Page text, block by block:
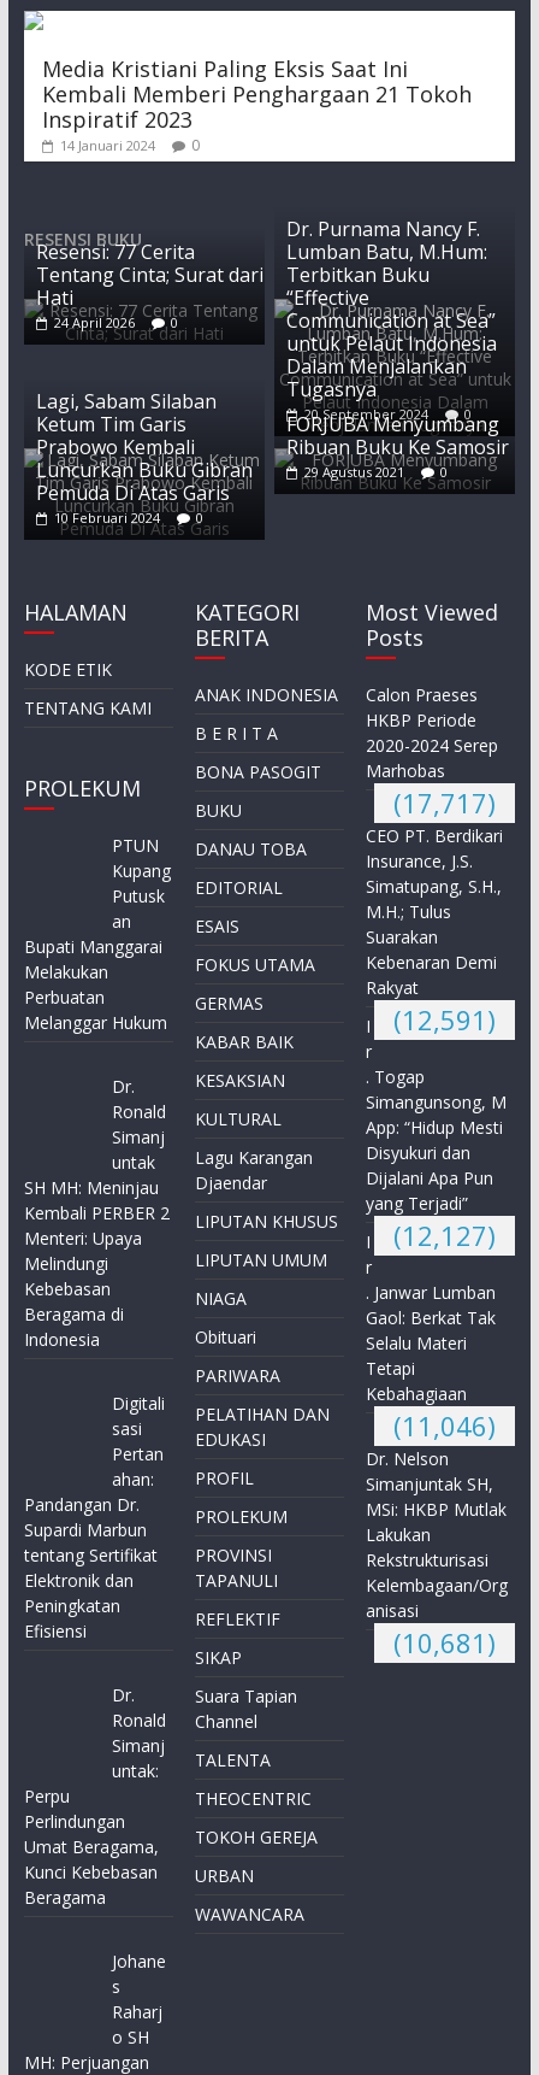
Media Kristiani Paling Eksis Saat Ini
Kembali Memberi Penghargaan 21 Tokoh
Inspiratif 2023
14 Januari 2024 0
RESENSI BUKU
Resensi: 77 Cerita
Tentang Cinta; Surat dari
Hati
24 April 2026 0
Dr. Purnama Nancy F.
Lumban Batu, M.Hum:
Terbitkan Buku
“Effective
Communication at Sea”
untuk Pelaut Indonesia
Dalam Menjalankan
Tugasnya
20 September 2024 0
Lagi, Sabam Silaban
Ketum Tim Garis
Prabowo Kembali
Luncurkan Buku Gibran
Pemuda Di Atas Garis
10 Februari 2024 0
FORJUBA Menyumbang
Ribuan Buku Ke Samosir
29 Agustus 2021 0
HALAMAN
KODE ETIK
TENTANG KAMI
PROLEKUM
PTUN
Kupang
Putusk
an
Bupati Manggarai
Melakukan
Perbuatan
Melanggar Hukum
Dr.
Ronald
Simanj
untak
SH MH: Meninjau
Kembali PERBER 2
Menteri: Upaya
Melindungi
Kebebasan
Beragama di
Indonesia
Digitali
sasi
Pertan
ahan:
Pandangan Dr.
Supardi Marbun
tentang Sertifikat
Elektronik dan
Peningkatan
Efisiensi
Dr.
Ronald
Simanj
untak:
Perpu
Perlindungan
Umat Beragama,
Kunci Kebebasan
Beragama
Johane
s
Raharj
o SH
MH: Perjuangan
KATEGORI
BERITA
ANAK INDONESIA
B E R I T A
BONA PASOGIT
BUKU
DANAU TOBA
EDITORIAL
ESAIS
FOKUS UTAMA
GERMAS
KABAR BAIK
KESAKSIAN
KULTURAL
Lagu Karangan
Djaendar
LIPUTAN KHUSUS
LIPUTAN UMUM
NIAGA
Obituari
PARIWARA
PELATIHAN DAN
EDUKASI
PROFIL
PROLEKUM
PROVINSI
TAPANULI
REFLEKTIF
SIKAP
Suara Tapian
Channel
TALENTA
THEOCENTRIC
TOKOH GEREJA
URBAN
WAWANCARA
Most Viewed
Posts
Calon Praeses
HKBP Periode
2020-2024 Serep
Marhobas
(17,717)
CEO PT. Berdikari
Insurance, J.S.
Simatupang, S.H.,
M.H.; Tulus
Suarakan
Kebenaran Demi
Rakyat
(12,591)
I
r
. Togap
Simangunsong, M
App: “Hidup Mesti
Disyukuri dan
Dijalani Apa Pun
yang Terjadi”
(12,127)
I
r
. Janwar Lumban
Gaol: Berkat Tak
Selalu Materi
Tetapi
Kebahagiaan
(11,046)
Dr. Nelson
Simanjuntak SH,
MSi: HKBP Mutlak
Lakukan
Rekstrukturisasi
Kelembagaan/Org
anisasi
(10,681)